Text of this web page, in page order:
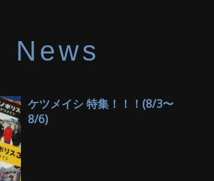
News
ケツメイシ 特集！！！(8/3〜
8/6)